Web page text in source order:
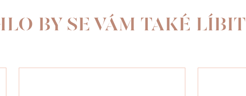
BY SE VÁM TAKÉ LÍBIT